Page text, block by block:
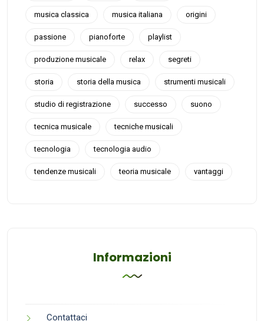
musica classica musica italiana origini
passione pianoforte playlist
produzione musicale relax segreti
storia storia della musica strumenti musicali
studio di registrazione successo suono
tecnica musicale tecniche musicali
tecnologia tecnologia audio
tendenze musicali teoria musicale vantaggi
Informazioni
Contattaci